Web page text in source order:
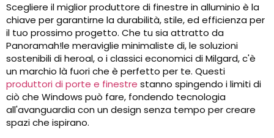
Scegliere il miglior produttore di finestre in alluminio è la
chiave per garantirne la durabilità, stile, ed efficienza per
il tuo prossimo progetto. Che tu sia attratto da
Panoramah!le meraviglie minimaliste di, le soluzioni
sostenibili di heroal, o i classici economici di Milgard, c'è
un marchio là fuori che è perfetto per te. Questi
produttori di porte e finestre stanno spingendo i limiti di
ciò che Windows può fare, fondendo tecnologia
all'avanguardia con un design senza tempo per creare
spazi che ispirano.